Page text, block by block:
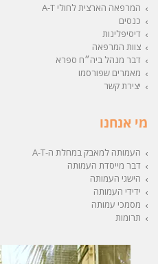
המרפאה הארצית לחולי A-T
כנסים
דיסיפלינות
צוות המרפאה
דבר מנהל ביה״ח ספרא
מאמרים שפורסמו
יצירת קשר
מי אנחנו
העמותה למאבק במחלת ה-A-T
דבר מייסדת העמותה
הישגי העמותה
ידידי העמותה
מסמכי עמותה
תרומות